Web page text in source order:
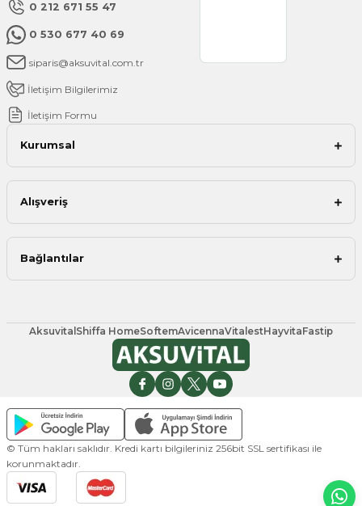
0 212 671 55 47
0 530 677 40 69
siparis@aksuvital.com.tr
İletişim Bilgilerimiz
İletişim Formu
Kurumsal
Alışveriş
Bağlantılar
Aksuvital Shiffa HomeSoftemAvicennaVitalestHayvitaFastip
© Tüm hakları saklıdır. Kredi kartı bilgileriniz 256bit SSL sertifikası ile
korunmaktadır.